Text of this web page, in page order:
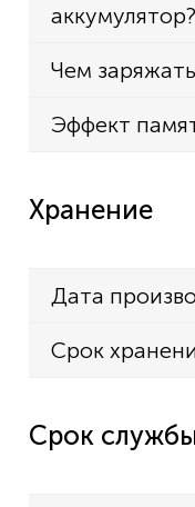
аккумулятор?
Чем
Эффект
Хранение
Дата
Срок
Срок